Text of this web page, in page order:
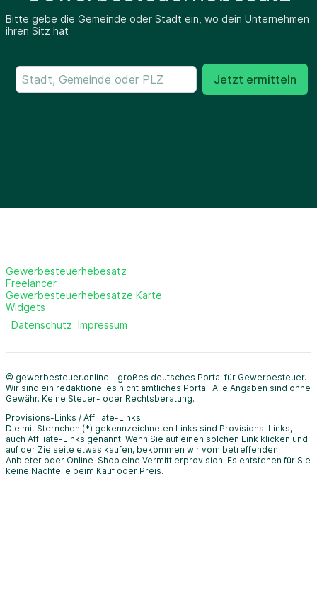
Bitte gebe die Gemeinde oder Stadt ein, wo dein Unternehmen
ihren Sitz hat
Jetzt ermitteln
Gewerbesteuerhebesatz
Freelancer
Gewerbesteuerhebesätze Karte
Widgets
Datenschutz Impressum
© gewerbesteuer.online - großes deutsches Portal für Gewerbesteuer.
Wir sind ein redaktionelles nicht amtliches Portal. Alle Angaben sind ohne
Gewähr. Keine Steuer- oder Rechtsberatung.
Provisions-Links / Affiliate-Links
Die mit Sternchen (*) gekennzeichneten Links sind Provisions-Links,
auch Affiliate-Links genannt. Wenn Sie auf einen solchen Link klicken und
auf der Zielseite etwas kaufen, bekommen wir vom betreffenden
Anbieter oder Online-Shop eine Vermittlerprovision. Es entstehen für Sie
keine Nachteile beim Kauf oder Preis.